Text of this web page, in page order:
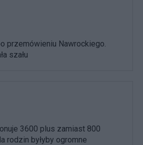
przemówieniu Nawrockiego.
szału
3600 plus zamiast 800
rodzin byłyby ogromne